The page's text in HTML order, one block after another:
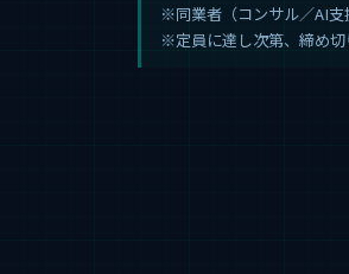
※同業者（コンサル／AI支
※定員に達し次第、締め切